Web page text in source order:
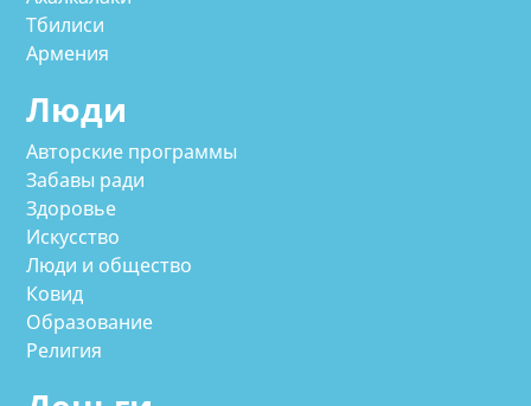
Тбилиси
Армения
Люди
Авторские программы
Забавы ради
Здоровье
Искусство
Люди и общество
Ковид
Образование
Религия